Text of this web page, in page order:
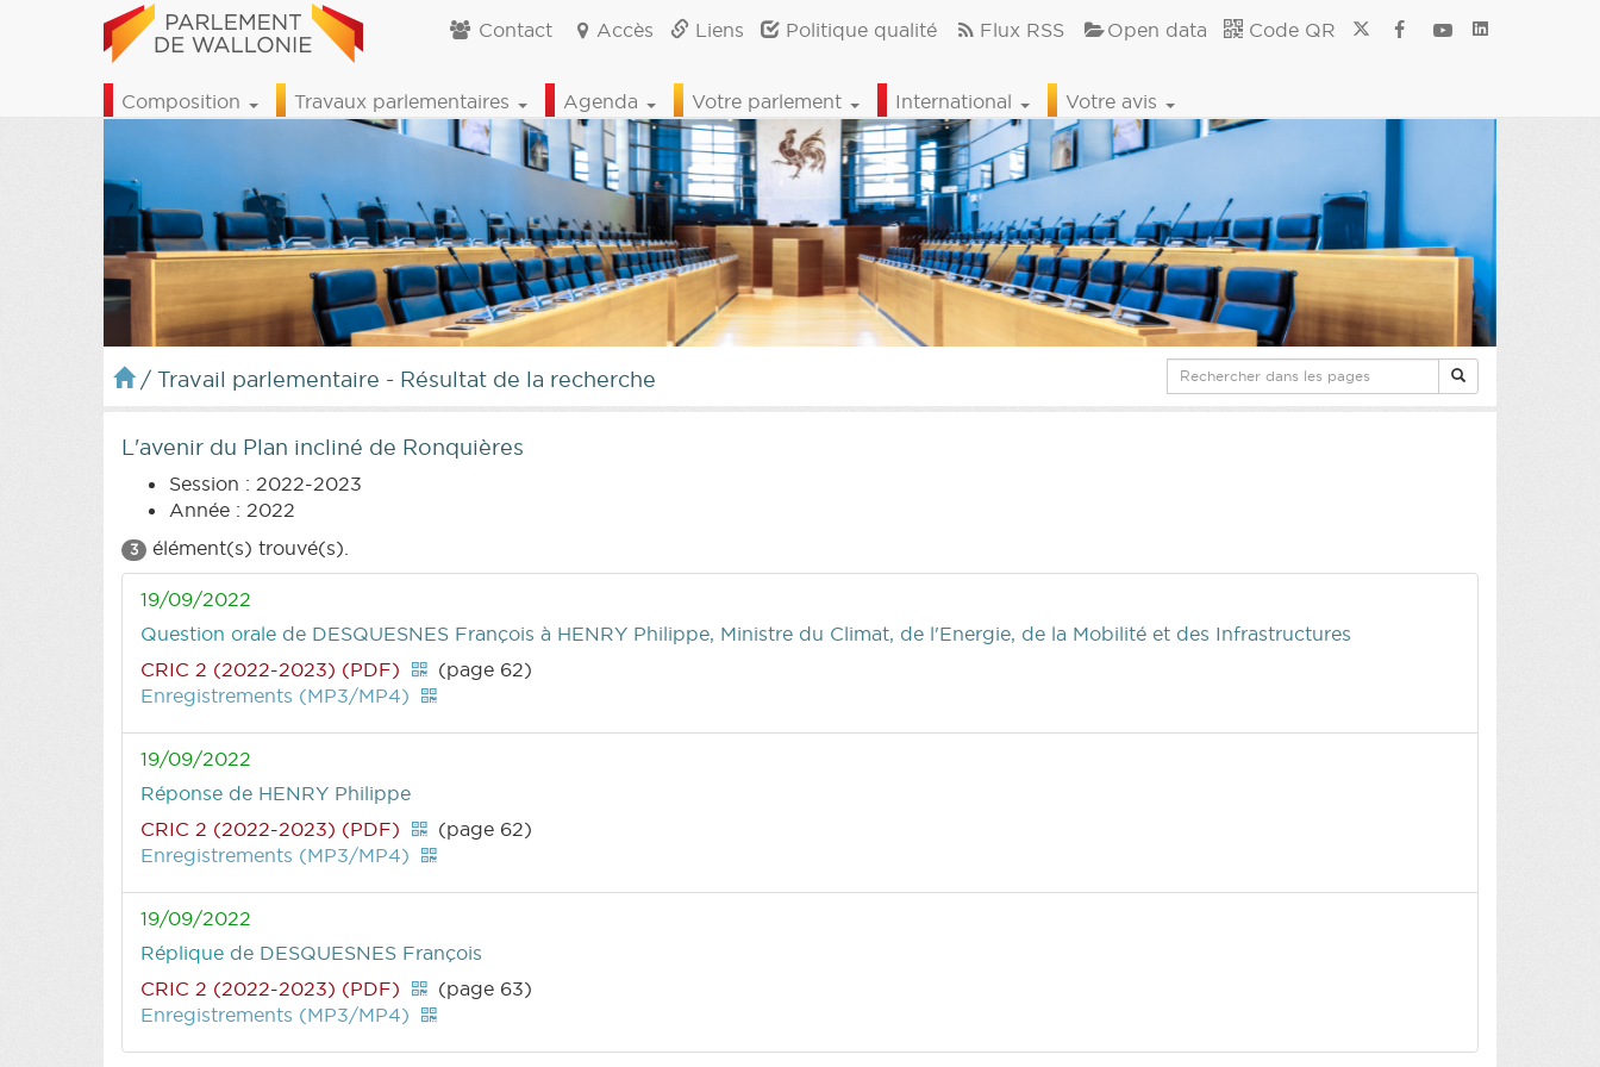
Contact Accès Liens Politique qualité Flux RSS Open data Code QR
Composition Travaux parlementaires Agenda Votre parlement International Votre avis
/ Travail parlementaire - Résultat de la recherche
L'avenir du Plan incliné de Ronquières
Session : 2022-2023
Année : 2022
3 élément(s) trouvé(s).
19/09/2022
Question orale de DESQUESNES François à HENRY Philippe, Ministre du Climat, de l'Energie, de la Mobilité et des Infrastructures
CRIC 2 (2022-2023) (PDF)
(page 62)
Enregistrements (MP3/MP4)
19/09/2022
Réponse de HENRY Philippe
CRIC 2 (2022-2023) (PDF)
(page 62)
Enregistrements (MP3/MP4)
19/09/2022
Réplique de DESQUESNES François
CRIC 2 (2022-2023) (PDF)
(page 63)
Enregistrements (MP3/MP4)